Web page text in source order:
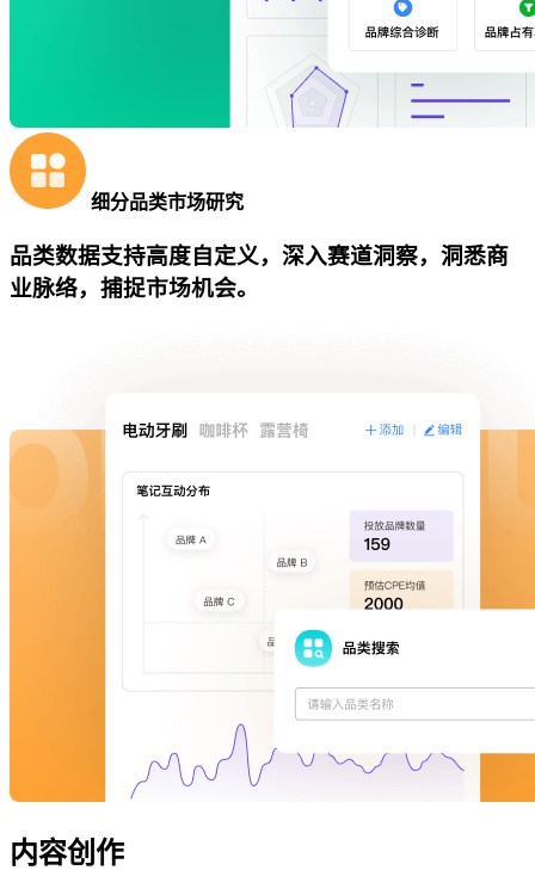
细分品类市场研究
品类数据支持高度自定义，深入赛道洞察，洞悉商
业脉络，捕捉市场机会。
内容创作